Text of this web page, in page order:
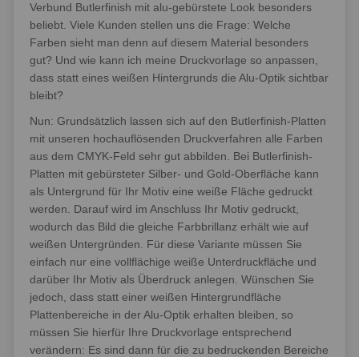
Verbund Butlerfinish mit alu-gebürstete Look besonders
beliebt. Viele Kunden stellen uns die Frage: Welche
Farben sieht man denn auf diesem Material besonders
gut? Und wie kann ich meine Druckvorlage so anpassen,
dass statt eines weißen Hintergrunds die Alu-Optik sichtbar
bleibt?
Nun: Grundsätzlich lassen sich auf den Butlerfinish-Platten
mit unseren hochauflösenden Druckverfahren alle Farben
aus dem CMYK-Feld sehr gut abbilden. Bei Butlerfinish-
Platten mit gebürsteter Silber- und Gold-Oberfläche kann
als Untergrund für Ihr Motiv eine weiße Fläche gedruckt
werden. Darauf wird im Anschluss Ihr Motiv gedruckt,
wodurch das Bild die gleiche Farbbrillanz erhält wie auf
weißen Untergründen. Für diese Variante müssen Sie
einfach nur eine vollflächige weiße Unterdruckfläche und
darüber Ihr Motiv als Überdruck anlegen. Wünschen Sie
jedoch, dass statt einer weißen Hintergrundfläche
Plattenbereiche in der Alu-Optik erhalten bleiben, so
müssen Sie hierfür Ihre Druckvorlage entsprechend
verändern: Es sind dann für die zu bedruckenden Bereiche